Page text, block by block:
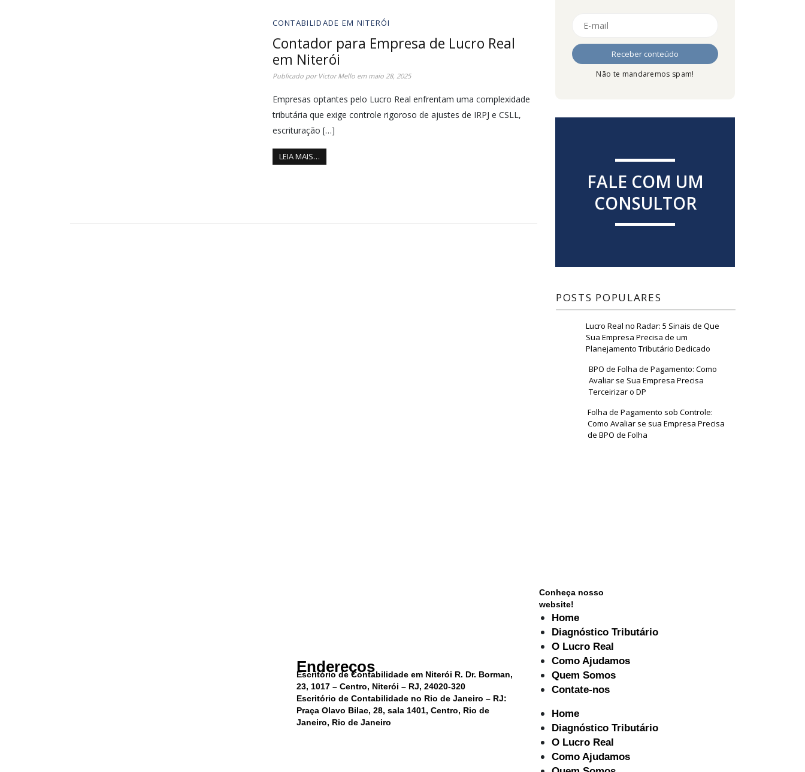
CONTABILIDADE EM NITERÓI
Contador para Empresa de Lucro Real
em Niterói
Publicado por Victor Melloem maio 28, 2025
Empresas optantes pelo Lucro Real enfrentam uma complexidade
tributária que exige controle rigoroso de ajustes de IRPJ e CSLL,
escrituração […]
LEIA MAIS…
Não te mandaremos spam!
FALE COM UM
CONSULTOR
POSTS POPULARES
Lucro Real no Radar: 5 Sinais de Que
Sua Empresa Precisa de um
Planejamento Tributário Dedicado
BPO de Folha de Pagamento: Como
Avaliar se Sua Empresa Precisa
Terceirizar o DP
Folha de Pagamento sob Controle:
Como Avaliar se sua Empresa Precisa
de BPO de Folha
Endereços
Escritório de Contabilidade em Niterói R. Dr. Borman,
23, 1017 – Centro, Niterói – RJ, 24020-320
Escritório de Contabilidade no Rio de Janeiro – RJ:
Praça Olavo Bilac, 28, sala 1401, Centro, Rio de
Janeiro, Rio de Janeiro
Conheça nosso
website!
Home
Diagnóstico Tributário
O Lucro Real
Como Ajudamos
Quem Somos
Contate-nos
Home
Diagnóstico Tributário
O Lucro Real
Como Ajudamos